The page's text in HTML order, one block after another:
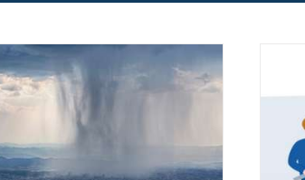
Vorsicht vor
gefährlichen Lücken im
gesetzlichen